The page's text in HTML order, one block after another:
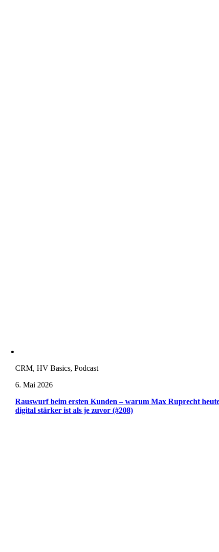
CRM, HV Basics, Podcast
6. Mai 2026
Rauswurf beim ersten Kunden – warum Max Ruprecht
digital stärker ist als je zuvor (#208)